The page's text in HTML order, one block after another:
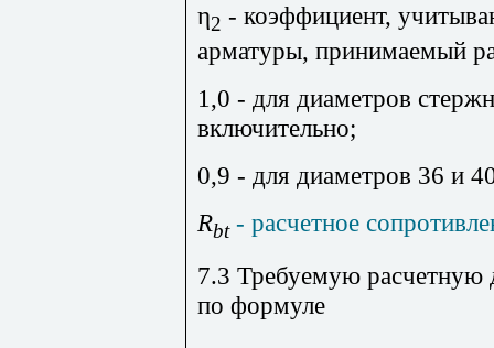
η2 - коэффициент,
арматуры, принимаемый
1,0 - для диаметров
включительно;
0,9 - для диаметров 36 и
Rbt - расчетное
7.3 Требуемую расчетную
по формуле